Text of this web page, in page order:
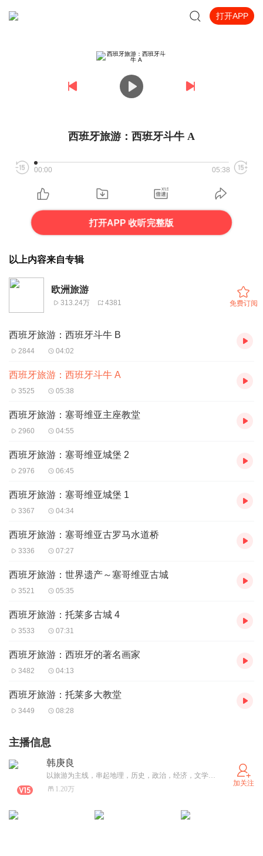
打开APP
西班牙旅游：西班牙斗牛 A
00:00 05:38
打开APP 收听完整版
以上内容来自专辑
欧洲旅游
313.24万 4381 免费订阅
西班牙旅游：西班牙斗牛 B
2844 04:02
西班牙旅游：西班牙斗牛 A
3525 05:38
西班牙旅游：塞哥维亚主座教堂
2960 04:55
西班牙旅游：塞哥维亚城堡 2
2976 06:45
西班牙旅游：塞哥维亚城堡 1
3367 04:34
西班牙旅游：塞哥维亚古罗马水道桥
3336 07:27
西班牙旅游：世界遗产～塞哥维亚古城
3521 05:35
西班牙旅游：托莱多古城 4
3533 07:31
西班牙旅游：西班牙的著名画家
3482 04:13
西班牙旅游：托莱多大教堂
3449 08:28
主播信息
韩庚良
以旅游为主线，串起地理，历史，政治，经济，文学，美术，音乐，名人轶事。 我现在有欧洲旅游，中国国内旅游，亚洲旅游，美国房车旅游，加拿大房车旅游等等以旅游为主的专辑。我在讲故事的过程中学到了很多知识，我很快乐。 我还有国际象棋，我唱我歌，朗诵唐诗宋词元曲的专辑，这是我的业余爱好，水平不高，算是我的自娱自乐吧。
1.20万
加关注